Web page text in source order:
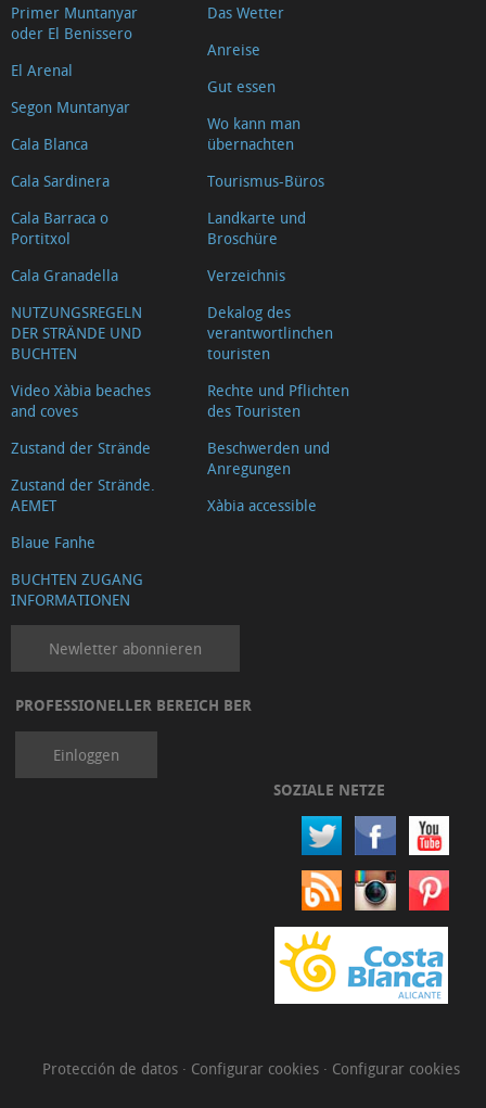
Primer Muntanyar
oder El Benissero
El Arenal
Segon Muntanyar
Cala Blanca
Cala Sardinera
Cala Barraca o
Portitxol
Cala Granadella
NUTZUNGSREGELN
DER STRÄNDE UND
BUCHTEN
Video Xàbia beaches
and coves
Zustand der Strände
Zustand der Strände.
AEMET
Blaue Fanhe
BUCHTEN ZUGANG
INFORMATIONEN
Das Wetter
Anreise
Gut essen
Wo kann man
übernachten
Tourismus-Büros
Landkarte und
Broschüre
Verzeichnis
Dekalog des
verantwortlinchen
touristen
Rechte und Pflichten
des Touristen
Beschwerden und
Anregungen
Xàbia accessible
Newletter abonnieren
PROFESSIONELLER BEREICH BER
Einloggen
SOZIALE NETZE
Protección de datos · Configurar cookies · Configurar cookies